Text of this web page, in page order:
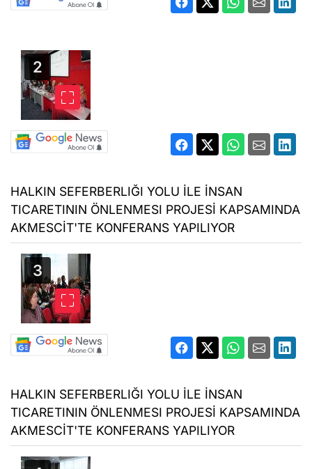
HALKIN SEFERBERLIĞI YOLU İLE İNSAN
TICARETININ ÖNLENMESI PROJESİ KAPSAMINDA
AKMESCİT'TE KONFERANS YAPILIYOR
HALKIN SEFERBERLIĞI YOLU İLE İNSAN
TICARETININ ÖNLENMESI PROJESİ KAPSAMINDA
AKMESCİT'TE KONFERANS YAPILIYOR